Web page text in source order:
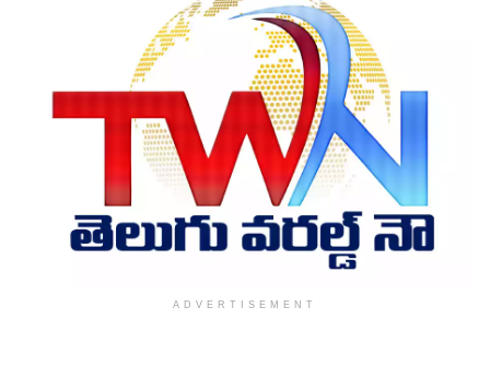
ADVERTISEMENT